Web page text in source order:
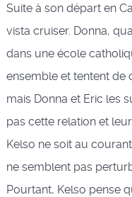
Suite à son départ en
vista cruiser. Donna,
dans une école
ensemble et tentent de
mais Donna et Eric les
pas cette relation et
Kelso ne soit au
ne semblent pas
Pourtant, Kelso pense